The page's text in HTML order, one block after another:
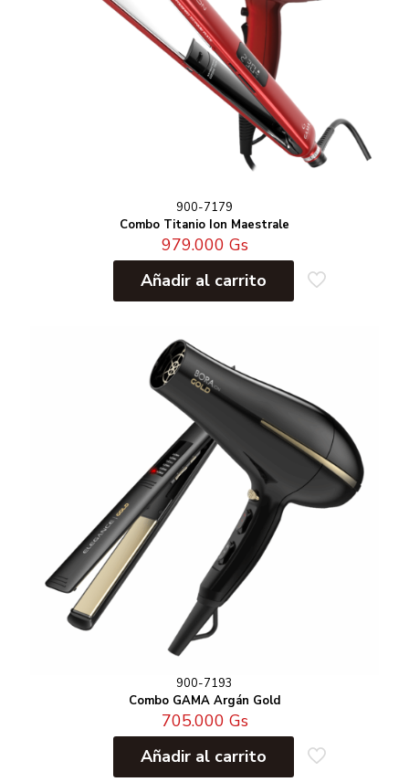
900-7179
Combo Titanio Ion Maestrale
979.000 Gs
Añadir al carrito
900-7193
Combo GAMA Argán Gold
705.000 Gs
Añadir al carrito